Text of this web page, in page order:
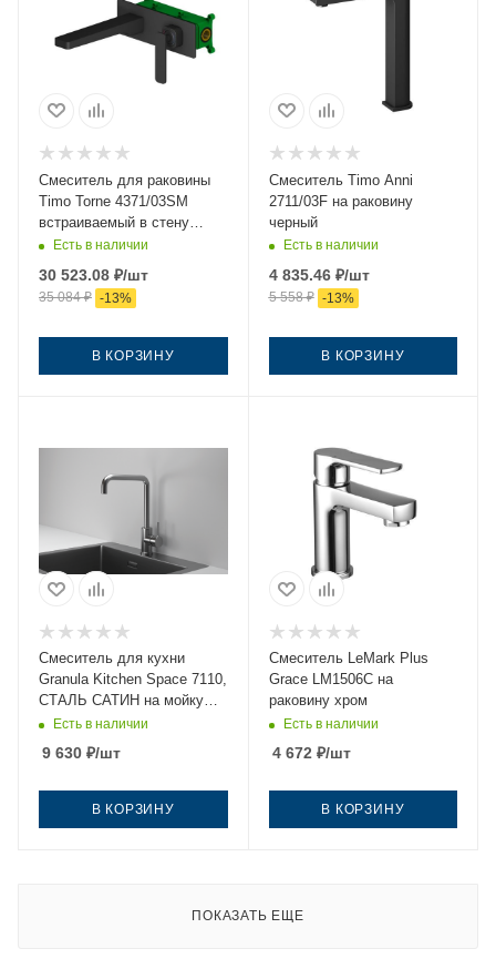
Смеситель для раковины
Timo Torne 4371/03SM
встраиваемый в стену
черный
Есть в наличии
30 523.08 ₽/шт
35 084₽ -13%
В КОРЗИНУ
Смеситель Timo Anni
2711/03F на раковину
черный
Есть в наличии
4 835.46₽/шт
5 558₽ -13%
В КОРЗИНУ
Смеситель для кухни
Granula Kitchen Space 7110,
СТАЛЬ САТИН на мойку
нержавеющая сталь
Есть в наличии
9 630 ₽/шт
В КОРЗИНУ
Смеситель LeMark Plus
Grace LM1506C на
раковину хром
Есть в наличии
4 672 ₽/шт
В КОРЗИНУ
ПОКАЗАТЬ ЕЩЕ